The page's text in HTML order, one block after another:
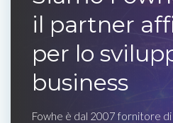
il partner
per lo
business
Fowhe è dal 2007 fornitore